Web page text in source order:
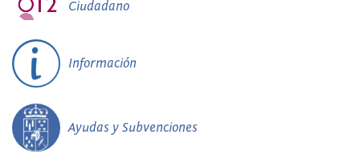
Ciudadano
Información
Ayudas y Subvenciones